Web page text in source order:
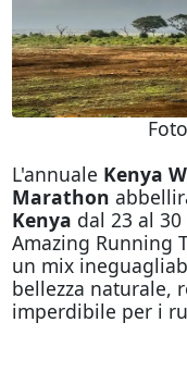
L'annuale Kenya
Marathon
Kenya dal 23 al
Amazing Running
un mix
bellezza naturale,
imperdibile per i